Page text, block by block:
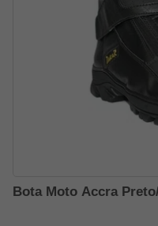
Bota Moto Accra